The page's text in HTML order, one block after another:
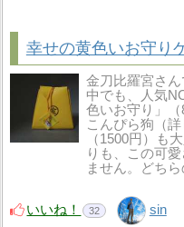
幸せの黄色いお守り
金刀比羅宮さ
中でも、人気
色いお守り」
こんぴら狗（
（1500円）も
りも、この可
ません。どち
いいね！ 32 sin